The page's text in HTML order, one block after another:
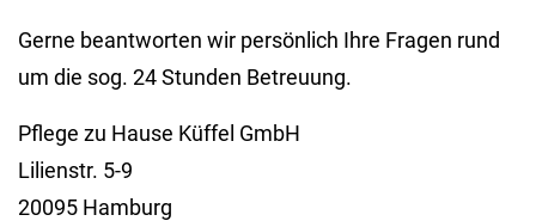
Gerne beantworten wir persönlich Ihre Fragen rund
um die sog. 24 Stunden Betreuung.
Pflege zu Hause Küffel GmbH
Lilienstr. 5-9
20095 Hamburg